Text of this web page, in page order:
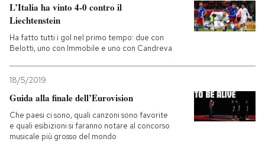
L’Italia ha vinto 4-0 contro il
Liechtenstein
Ha fatto tutti i gol nel primo tempo: due con
Belotti, uno con Immobile e uno con Candreva
18/5/2019
Guida alla finale dell’Eurovision
Che paesi ci sono, quali canzoni sono favorite
e quali esibizioni si faranno notare al concorso
musicale più grosso del mondo